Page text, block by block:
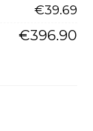
€39.69
€396.90